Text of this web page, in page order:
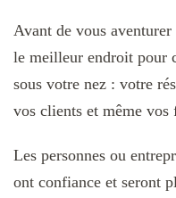
Avant de vous aventurer
le meilleur endroit pour
sous votre nez : votre
vos clients et même vos
Les personnes ou
ont confiance et seront